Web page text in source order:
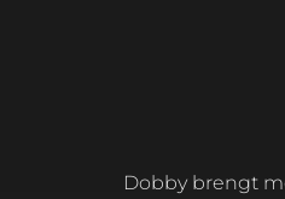
Dobby brengt